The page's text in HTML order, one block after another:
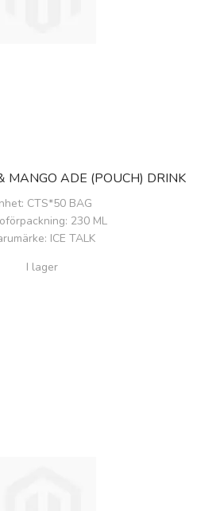
MANGO ADE (POUCH) DRINK
: CTS*50 BAG
: 230 ML
: ICE TALK
I lager